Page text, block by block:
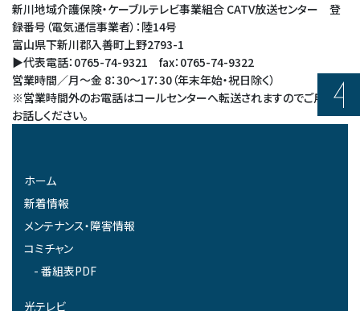
新川地域介護保険・ケーブルテレビ事業組合 CATV放送センター 登
録番号（電気通信事業者）：陸14号
富山県下新川郡入善町上野2793-1
▶代表電話：0765-74-9321 fax：0765-74-9322
営業時間／月～金 8：30～17：30（年末年始・祝日除く）
※営業時間外のお電話はコールセンターへ転送されますのでご用件を
お話しください。
ホーム
新着情報
メンテナンス・障害情報
コミチャン
番組表PDF
光テレビ